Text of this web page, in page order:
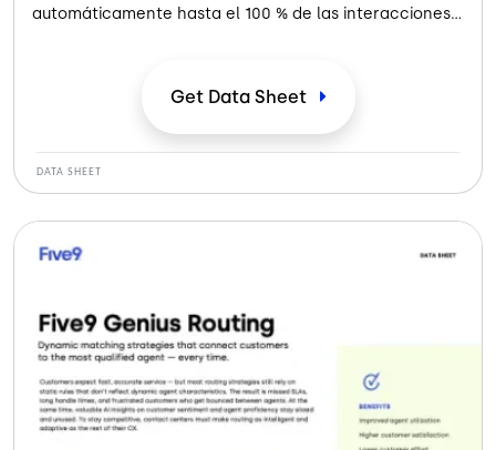
automáticamente hasta el 100 % de las interacciones,
que ayuda a su equipo a resolver problemas más
reducir la pérdida de clientes.
Get Data Sheet
DATA SHEET